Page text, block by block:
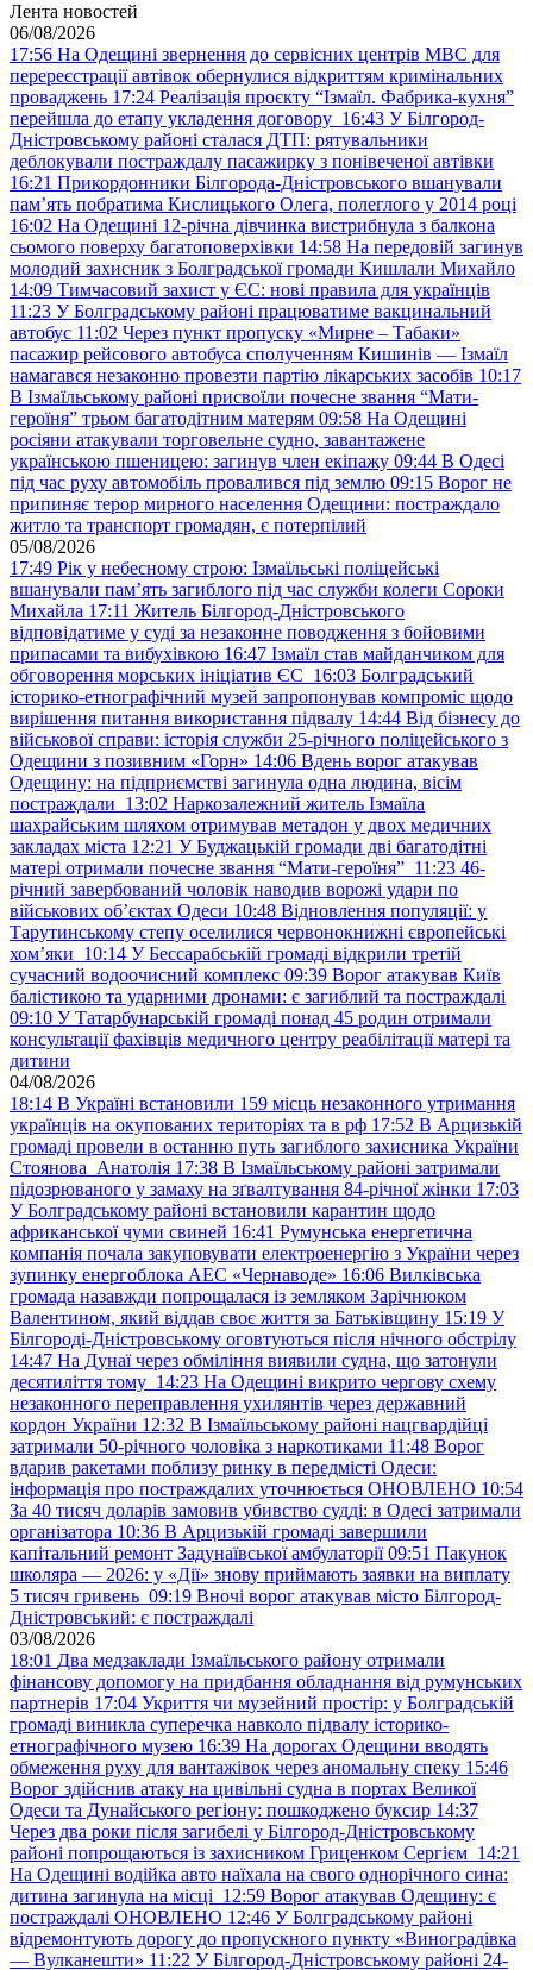
Лента новостей
06/08/2026
17:56 На Одещині звернення до сервісних центрів МВС для
перереєстрації автівок обернулися відкриттям кримінальних
проваджень 17:24 Реалізація проєкту “Ізмаїл. Фабрика-кухня”
перейшла до етапу укладення договору 16:43 У Білгород-
Дністровському районі сталася ДТП: рятувальники
деблокували постраждалу пасажирку з понівеченої автівки
16:21 Прикордонники Білгорода-Дністровського вшанували
пам’ять побратима Кислицького Олега, полеглого у 2014 році
16:02 На Одещині 12-річна дівчинка вистрибнула з балкона
сьомого поверху багатоповерхівки 14:58 На передовій загинув
молодий захисник з Болградської громади Кишлали Михайло
14:09 Тимчасовий захист у ЄС: нові правила для українців
11:23 У Болградському районі працюватиме вакцинальний
автобус 11:02 Через пункт пропуску «Мирне – Табаки»
пасажир рейсового автобуса сполученням Кишинів — Ізмаїл
намагався незаконно провезти партію лікарських засобів 10:17
В Ізмаїльському районі присвоїли почесне звання “Мати-
героїня” трьом багатодітним матерям 09:58 На Одещині
росіяни атакували торговельне судно, завантажене
українською пшеницею: загинув член екіпажу 09:44 В Одесі
під час руху автомобіль провалився під землю 09:15 Ворог не
припиняє терор мирного населення Одещини: постраждало
житло та транспорт громадян, є потерпілий
05/08/2026
17:49 Рік у небесному строю: Ізмаїльські поліцейські
вшанували пам’ять загиблого під час служби колеги Сороки
Михайла 17:11 Житель Білгород-Дністровського
відповідатиме у суді за незаконне поводження з бойовими
припасами та вибухівкою 16:47 Ізмаїл став майданчиком для
обговорення морських ініціатив ЄС 16:03 Болградський
історико-етнографічний музей запропонував компроміс щодо
вирішення питання використання підвалу 14:44 Від бізнесу до
військової справи: історія служби 25-річного поліцейського з
Одещини з позивним «Горн» 14:06 Вдень ворог атакував
Одещину: на підприємстві загинула одна людина, вісім
постраждали 13:02 Наркозалежний житель Ізмаїла
шахрайським шляхом отримував метадон у двох медичних
закладах міста 12:21 У Буджацькій громади дві багатодітні
матері отримали почесне звання “Мати-героїня” 11:23 46-
річний завербований чоловік наводив ворожі удари по
військових обʼєктах Одеси 10:48 Відновлення популяції: у
Тарутинському степу оселилися червонокнижні європейські
хом’яки 10:14 У Бессарабській громаді відкрили третій
сучасний водоочисний комплекс 09:39 Ворог атакував Київ
балістикою та ударними дронами: є загиблий та постраждалі
09:10 У Татарбунарській громаді понад 45 родин отримали
консультації фахівців медичного центру реабілітації матері та
дитини
04/08/2026
18:14 В Україні встановили 159 місць незаконного утримання
українців на окупованих територіях та в рф 17:52 В Арцизькій
громаді провели в останню путь загиблого захисника України
Стоянова Анатолія 17:38 В Ізмаїльському районі затримали
підозрюваного у замаху на зґвалтування 84-річної жінки 17:03
У Болградському районі встановили карантин щодо
африканської чуми свиней 16:41 Румунська енергетична
компанія почала закуповувати електроенергію з України через
зупинку енергоблока АЕС «Чернаводе» 16:06 Вилківська
громада назавжди попрощалася із земляком Зарічнюком
Валентином, який віддав своє життя за Батьківщину 15:19 У
Білгороді-Дністровському оговтуються після нічного обстрілу
14:47 На Дунаї через обміління виявили судна, що затонули
десятиліття тому 14:23 На Одещині викрито чергову схему
незаконного переправлення ухилянтів через державний
кордон України 12:32 В Ізмаїльському районі нацгвардійці
затримали 50-річного чоловіка з наркотиками 11:48 Ворог
вдарив ракетами поблизу ринку в передмісті Одеси:
інформація про постраждалих уточнюється ОНОВЛЕНО 10:54
За 40 тисяч доларів замовив убивство судді: в Одесі затримали
організатора 10:36 В Арцизькій громаді завершили
капітальний ремонт Задунаївської амбулаторії 09:51 Пакунок
школяра — 2026: у «Дії» знову приймають заявки на виплату
5 тисяч гривень 09:19 Вночі ворог атакував місто Білгород-
Дністровський: є постраждалі
03/08/2026
18:01 Два медзаклади Ізмаїльського району отримали
фінансову допомогу на придбання обладнання від румунських
партнерів 17:04 Укриття чи музейний простір: у Болградській
громаді виникла суперечка навколо підвалу історико-
етнографічного музею 16:39 На дорогах Одещини вводять
обмеження руху для вантажівок через аномальну спеку 15:46
Ворог здійснив атаку на цивільні судна в портах Великої
Одеси та Дунайського регіону: пошкоджено буксир 14:37
Через два роки після загибелі у Білгород-Дністровському
районі попрощаються із захисником Гриценком Сергієм 14:21
На Одещині водійка авто наїхала на свого однорічного сина:
дитина загинула на місці 12:59 Ворог атакував Одещину: є
постраждалі ОНОВЛЕНО 12:46 У Болградському районі
відремонтують дорогу до пропускного пункту «Виноградівка
— Вулканешти» 11:22 У Білгород-Дністровському районі 24-